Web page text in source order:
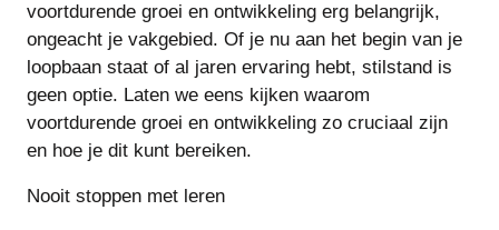
voortdurende groei en ontwikkeling erg belangrijk,
ongeacht je vakgebied. Of je nu aan het begin van je
loopbaan staat of al jaren ervaring hebt, stilstand is
geen optie. Laten we eens kijken waarom
voortdurende groei en ontwikkeling zo cruciaal zijn
en hoe je dit kunt bereiken.
Nooit stoppen met leren